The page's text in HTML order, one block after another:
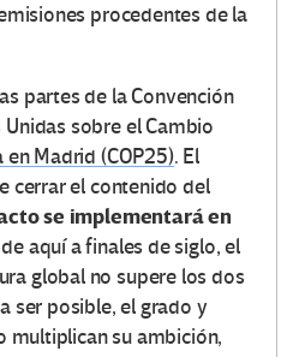
procedentes de la
partes de la Convención
sobre el Cambio
en Madrid (COP25). El
cerrar el contenido del
se implementará en
aquí a finales de siglo, el
global no supere los dos
ser posible, el grado y
multiplican su ambición,